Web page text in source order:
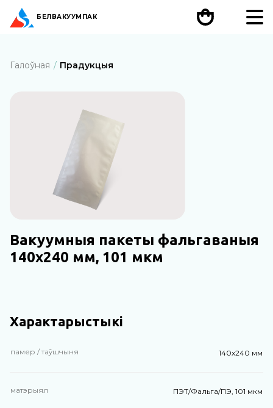
БЕЛВАКУУМПАК
Галоўная Прадукцыя
Вакуумныя пакеты фальгаваныя
140х240 мм, 101 мкм
Характарыстыкі
памер / таўшчыня 140х240 мм
матэрыял ПЭТ/Фальга/ПЭ, 101 мкм